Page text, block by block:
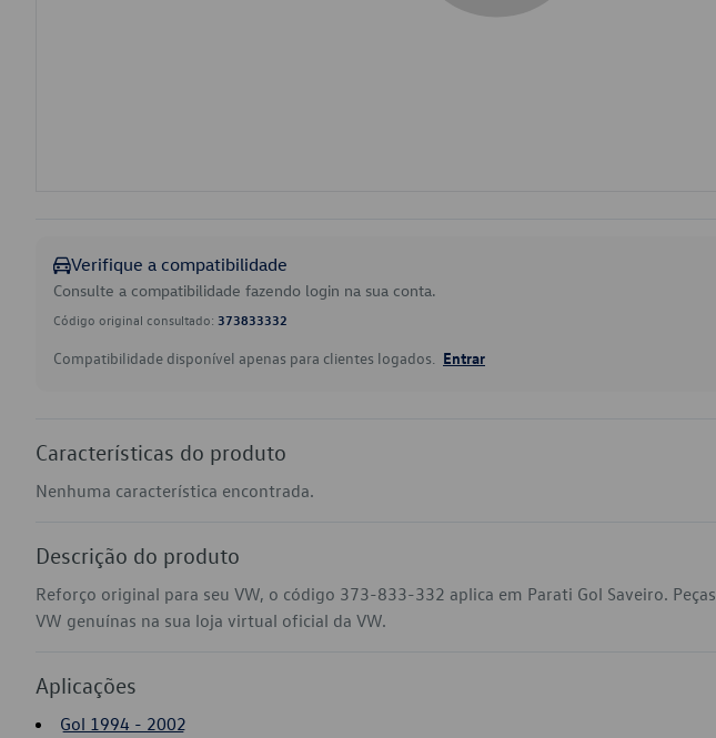
Verifique a compatibilidade
Consulte a compatibilidade fazendo login na sua conta.
Código original consultado: 373833332
Compatibilidade disponível apenas para clientes logados. Entrar
Características do produto
Nenhuma característica encontrada.
Descrição do produto
Reforço original para seu VW, o código 373-833-332 aplica em Parati Gol Saveiro. Peças
VW genuínas na sua loja virtual oficial da VW.
Aplicações
Gol 1994 - 2002